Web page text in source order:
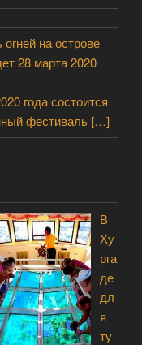
на острове
28 марта 2020
года состоится
фестиваль […]
В
Ху
рга
де
дл
я
ту